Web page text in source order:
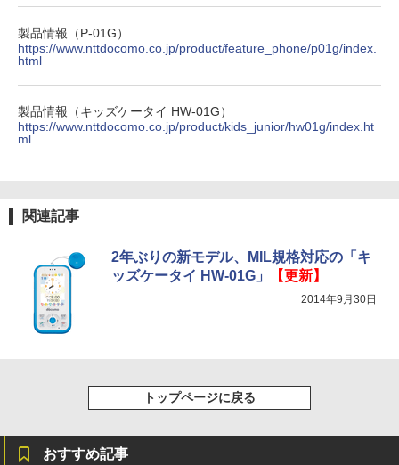
製品情報（P-01G）
https://www.nttdocomo.co.jp/product/feature_phone/p01g/index.
html
製品情報（キッズケータイ HW-01G）
https://www.nttdocomo.co.jp/product/kids_junior/hw01g/index.ht
ml
関連記事
2年ぶりの新モデル、MIL規格対応の「キ
ッズケータイ HW-01G」
【更新】
2014年9月30日
トップページに戻る
おすすめ記事